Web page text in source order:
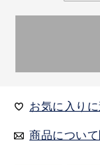
お気に入り
商品につい